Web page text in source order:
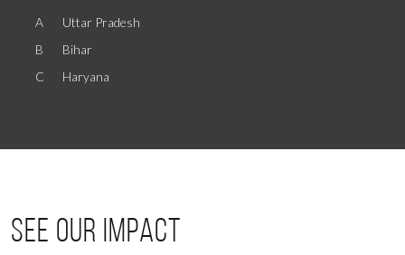
0 Initial
A
Uttar Pradesh
B
Bihar
C
Haryana
See our impact